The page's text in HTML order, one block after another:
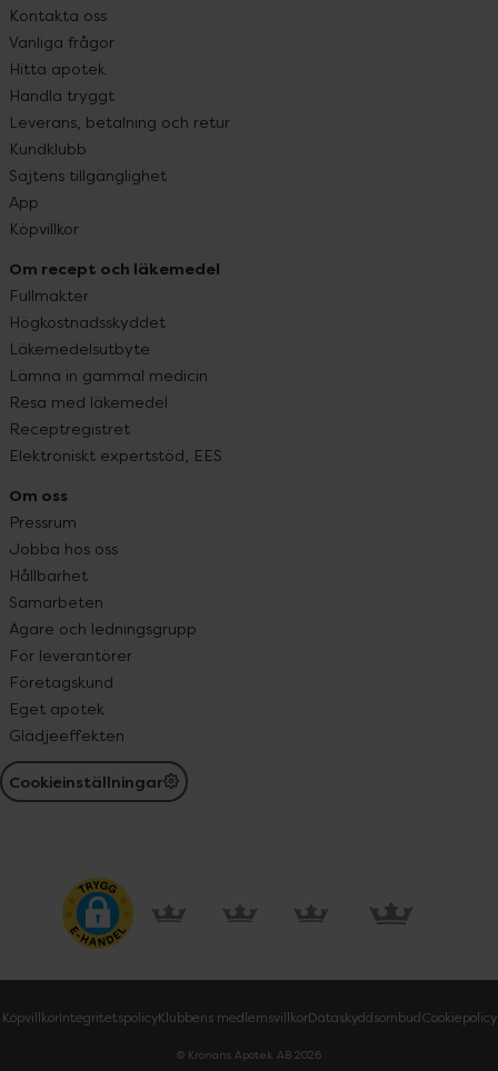
Kontakta oss
Vanliga frågor
Hitta apotek
Handla tryggt
Leverans, betalning och retur
Kundklubb
Sajtens tillgänglighet
App
Köpvillkor
Om recept och läkemedel
Fullmakter
Högkostnadsskyddet
Läkemedelsutbyte
Lämna in gammal medicin
Resa med läkemedel
Receptregistret
Elektroniskt expertstöd, EES
Om oss
Pressrum
Jobba hos oss
Hållbarhet
Samarbeten
Ägare och ledningsgrupp
För leverantörer
Företagskund
Eget apotek
Glädjeeffekten
Cookieinställningar
KöpvillkorIntegritetspolicyKlubbens medlemsvillkorDataskyddsombudCookiepolicy
© Kronans Apotek AB 2026